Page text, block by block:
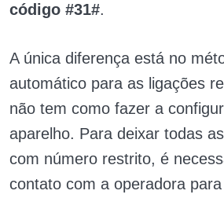
código #31#.
A única diferença está no
automático para as ligações
não tem como fazer a
aparelho. Para deixar todas
com número restrito, é
contato com a operadora